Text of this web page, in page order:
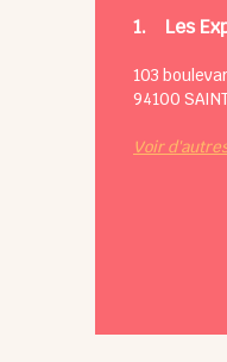
1. Les
103
94100
Voir